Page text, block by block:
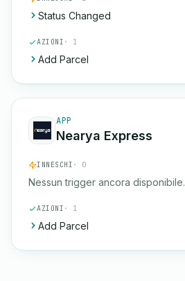
Status Changed
AZIONI · 1
Add Parcel
APP
Nearya Express
INNESCHI · 0
Nessun trigger ancora disponibile.
AZIONI · 1
Add Parcel